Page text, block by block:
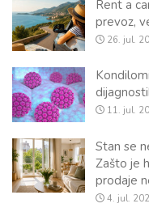
Rent a
prevoz,
26. jul.
11. jul.
Stan se
Zašto je
prodaje
4. jul.